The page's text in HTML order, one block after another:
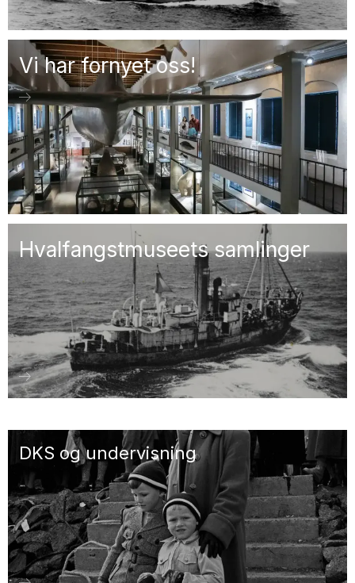
Vi har fornyet oss!
Hvalfangstmuseets samlinger
DKS og undervisning